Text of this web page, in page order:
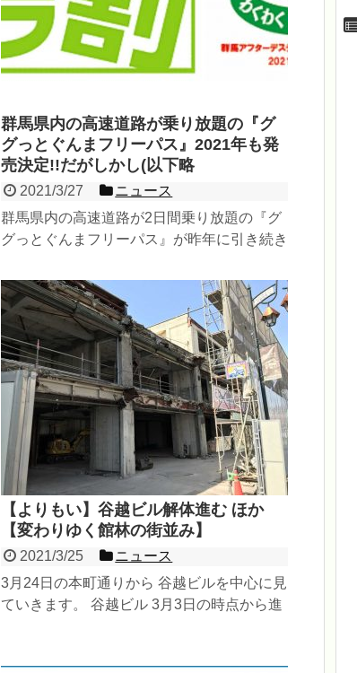
群馬県内の高速道路が乗り放題の『グ
グっとぐんまフリーパス』2021年も発
売決定!!だがしかし(以下略
2021/3/27
ニュース
群馬県内の高速道路が2日間乗り放題の『グ
グっとぐんまフリーパス』が昨年に引き続き
後に、...
【よりもい】谷越ビル解体進む ほか
【変わりゆく館林の街並み】
2021/3/25
ニュース
3月24日の本町通りから 谷越ビルを中心に見
ていきます。 谷越ビル 3月3日の時点から進